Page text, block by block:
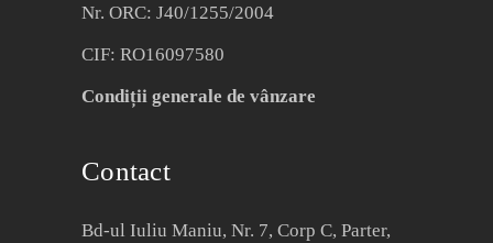
Nr. ORC: J40/1255/2004
CIF: RO16097580
Condiții generale de vânzare
Contact
Bd-ul Iuliu Maniu, Nr. 7, Corp C, Parter,